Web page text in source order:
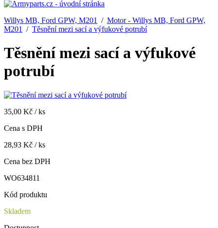
Willys MB, Ford GPW, M201 / Motor - Willys MB, Ford GPW,
M201
/ Těsnění mezi sací a výfukové potrubí
Těsnění mezi sací a výfukové
potrubí
35,00 Kč / ks
Cena s DPH
28,93 Kč / ks
Cena bez DPH
WO634811
Kód produktu
Skladem